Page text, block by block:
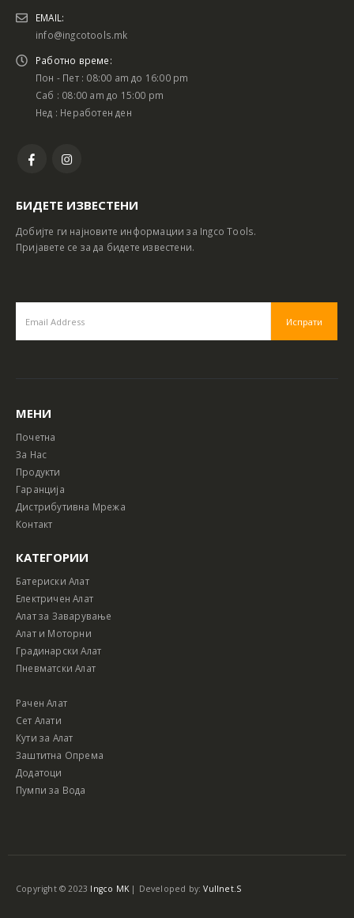
EMAIL:
info@ingcotools.mk
Работно време:
Пон - Пет : 08:00 am до 16:00 pm
Саб : 08:00 am до 15:00 pm
Нед : Неработен ден
БИДЕТЕ ИЗВЕСТЕНИ
Добијте ги најновите информации за Ingco Tools.
Пријавете се за да бидете известени.
МЕНИ
Почетна
За Нас
Продукти
Гаранција
Дистрибутивна Мрежа
Контакт
КАТЕГОРИИ
Батериски Алат
Електричен Алат
Алат за Заварување
Алат и Моторни
Градинарски Алат
Пневматски Алат
Рачен Алат
Сет Алати
Кути за Алат
Заштитна Опрема
Додатоци
Пумпи за Вода
Copyright © 2023 Ingco MK| Developed by:Vullnet.S